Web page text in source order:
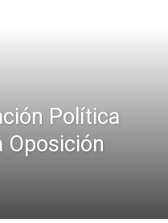
Política
Oposición